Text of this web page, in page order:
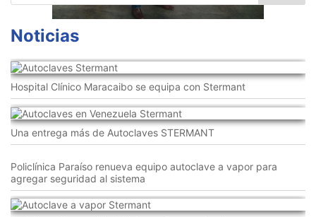
Noticias
Hospital Clínico Maracaibo se equipa con Stermant
Una entrega más de Autoclaves STERMANT
Policlínica Paraíso renueva equipo autoclave a vapor para
agregar seguridad al sistema